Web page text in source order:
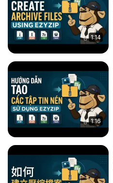
1:14
1:16